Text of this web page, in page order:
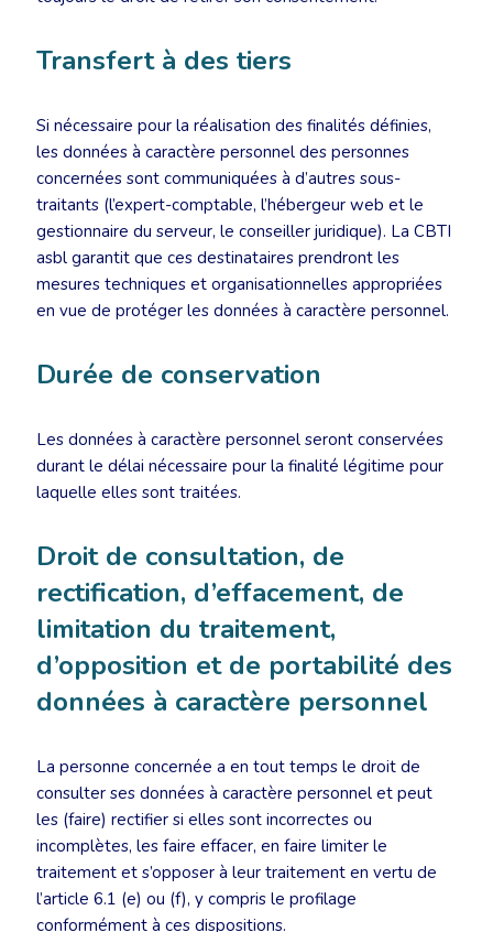
Transfert à des tiers
Si nécessaire pour la réalisation des finalités définies,
les données à caractère personnel des personnes
concernées sont communiquées à d’autres sous-
traitants (l’expert-comptable, l’hébergeur web et le
gestionnaire du serveur, le conseiller juridique). La CBTI
asbl garantit que ces destinataires prendront les
mesures techniques et organisationnelles appropriées
en vue de protéger les données à caractère personnel.
Durée de conservation
Les données à caractère personnel seront conservées
durant le délai nécessaire pour la finalité légitime pour
laquelle elles sont traitées.
Droit de consultation, de
rectification, d’effacement, de
limitation du traitement,
d’opposition et de portabilité des
données à caractère personnel
La personne concernée a en tout temps le droit de
consulter ses données à caractère personnel et peut
les (faire) rectifier si elles sont incorrectes ou
incomplètes, les faire effacer, en faire limiter le
traitement et s’opposer à leur traitement en vertu de
l’article 6.1 (e) ou (f), y compris le profilage
conformément à ces dispositions.